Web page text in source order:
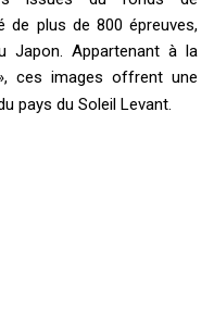
de plus de 800 épreuves,
Japon. Appartenant à la
ces images offrent une
pays du Soleil Levant.